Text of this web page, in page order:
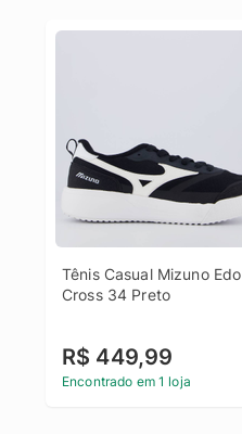
Tênis Casual Mizuno Edo
Cross 34 Preto
R$ 449,99
Encontrado em 1 loja